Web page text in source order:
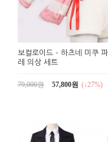
보컬로이드 - 하츠네 미쿠
레 의상 세트
79,000원 57,800원 (↓27%)